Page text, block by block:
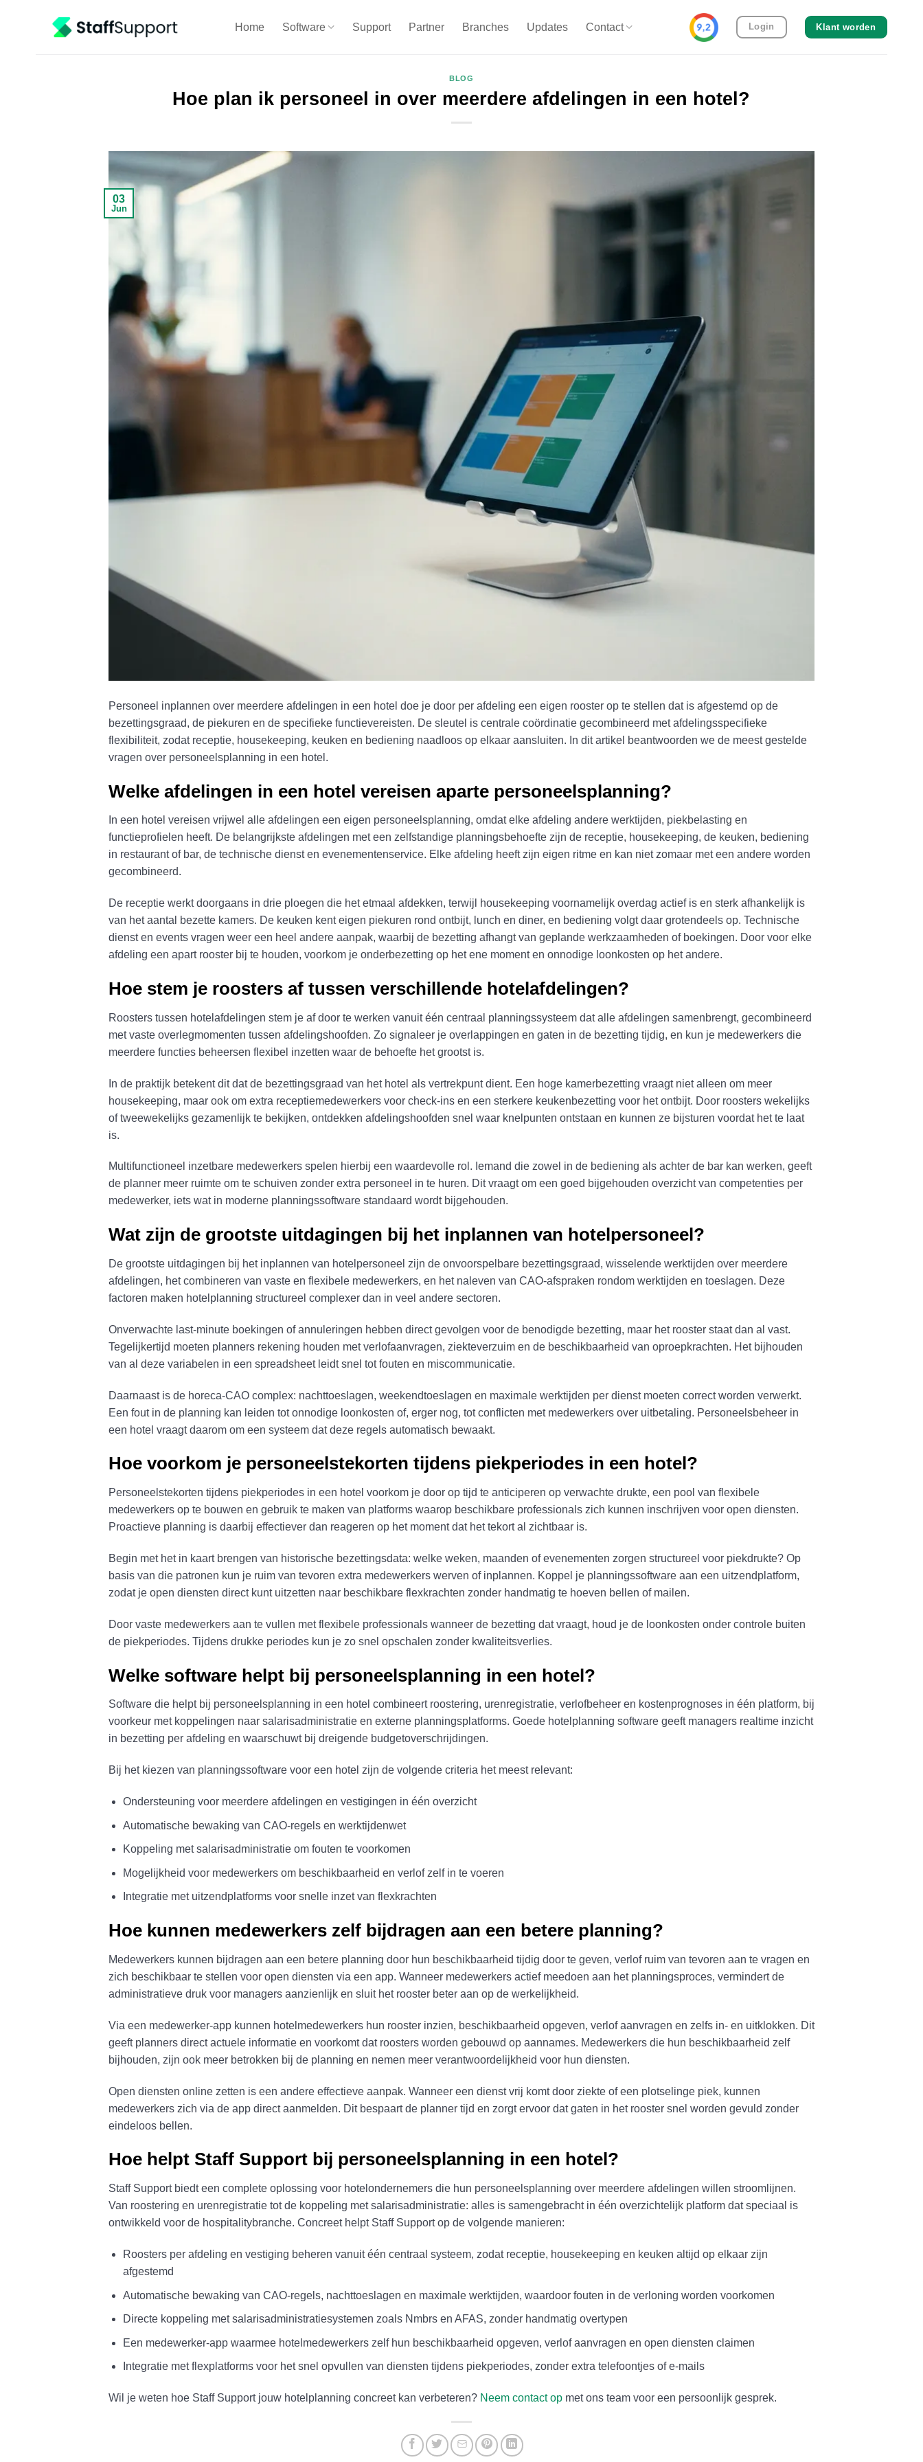
Home Software Support Partner Branches Updates Contact Login Klant worden
BLOG
Hoe plan ik personeel in over meerdere afdelingen in een hotel?
03
Jun
Personeel inplannen over meerdere afdelingen in een hotel doe je door per afdeling een eigen rooster op te stellen dat is afgestemd op de
bezettingsgraad, de piekuren en de specifieke functievereisten. De sleutel is centrale coördinatie gecombineerd met afdelingsspecifieke
flexibiliteit, zodat receptie, housekeeping, keuken en bediening naadloos op elkaar aansluiten. In dit artikel beantwoorden we de meest gestelde
vragen over personeelsplanning in een hotel.
Welke afdelingen in een hotel vereisen aparte personeelsplanning?
In een hotel vereisen vrijwel alle afdelingen een eigen personeelsplanning, omdat elke afdeling andere werktijden, piekbelasting en
functieprofielen heeft. De belangrijkste afdelingen met een zelfstandige planningsbehoefte zijn de receptie, housekeeping, de keuken, bediening
in restaurant of bar, de technische dienst en evenementenservice. Elke afdeling heeft zijn eigen ritme en kan niet zomaar met een andere worden
gecombineerd.
De receptie werkt doorgaans in drie ploegen die het etmaal afdekken, terwijl housekeeping voornamelijk overdag actief is en sterk afhankelijk is
van het aantal bezette kamers. De keuken kent eigen piekuren rond ontbijt, lunch en diner, en bediening volgt daar grotendeels op. Technische
dienst en events vragen weer een heel andere aanpak, waarbij de bezetting afhangt van geplande werkzaamheden of boekingen. Door voor elke
afdeling een apart rooster bij te houden, voorkom je onderbezetting op het ene moment en onnodige loonkosten op het andere.
Hoe stem je roosters af tussen verschillende hotelafdelingen?
Roosters tussen hotelafdelingen stem je af door te werken vanuit één centraal planningssysteem dat alle afdelingen samenbrengt, gecombineerd
met vaste overlegmomenten tussen afdelingshoofden. Zo signaleer je overlappingen en gaten in de bezetting tijdig, en kun je medewerkers die
meerdere functies beheersen flexibel inzetten waar de behoefte het grootst is.
In de praktijk betekent dit dat de bezettingsgraad van het hotel als vertrekpunt dient. Een hoge kamerbezetting vraagt niet alleen om meer
housekeeping, maar ook om extra receptiemedewerkers voor check-ins en een sterkere keukenbezetting voor het ontbijt. Door roosters wekelijks
of tweewekelijks gezamenlijk te bekijken, ontdekken afdelingshoofden snel waar knelpunten ontstaan en kunnen ze bijsturen voordat het te laat
is.
Multifunctioneel inzetbare medewerkers spelen hierbij een waardevolle rol. Iemand die zowel in de bediening als achter de bar kan werken, geeft
de planner meer ruimte om te schuiven zonder extra personeel in te huren. Dit vraagt om een goed bijgehouden overzicht van competenties per
medewerker, iets wat in moderne planningssoftware standaard wordt bijgehouden.
Wat zijn de grootste uitdagingen bij het inplannen van hotelpersoneel?
De grootste uitdagingen bij het inplannen van hotelpersoneel zijn de onvoorspelbare bezettingsgraad, wisselende werktijden over meerdere
afdelingen, het combineren van vaste en flexibele medewerkers, en het naleven van CAO-afspraken rondom werktijden en toeslagen. Deze
factoren maken hotelplanning structureel complexer dan in veel andere sectoren.
Onverwachte last-minute boekingen of annuleringen hebben direct gevolgen voor de benodigde bezetting, maar het rooster staat dan al vast.
Tegelijkertijd moeten planners rekening houden met verlofaanvragen, ziekteverzuim en de beschikbaarheid van oproepkrachten. Het bijhouden
van al deze variabelen in een spreadsheet leidt snel tot fouten en miscommunicatie.
Daarnaast is de horeca-CAO complex: nachttoeslagen, weekendtoeslagen en maximale werktijden per dienst moeten correct worden verwerkt.
Een fout in de planning kan leiden tot onnodige loonkosten of, erger nog, tot conflicten met medewerkers over uitbetaling. Personeelsbeheer in
een hotel vraagt daarom om een systeem dat deze regels automatisch bewaakt.
Hoe voorkom je personeelstekorten tijdens piekperiodes in een hotel?
Personeelstekorten tijdens piekperiodes in een hotel voorkom je door op tijd te anticiperen op verwachte drukte, een pool van flexibele
medewerkers op te bouwen en gebruik te maken van platforms waarop beschikbare professionals zich kunnen inschrijven voor open diensten.
Proactieve planning is daarbij effectiever dan reageren op het moment dat het tekort al zichtbaar is.
Begin met het in kaart brengen van historische bezettingsdata: welke weken, maanden of evenementen zorgen structureel voor piekdrukte? Op
basis van die patronen kun je ruim van tevoren extra medewerkers werven of inplannen. Koppel je planningssoftware aan een uitzendplatform,
zodat je open diensten direct kunt uitzetten naar beschikbare flexkrachten zonder handmatig te hoeven bellen of mailen.
Door vaste medewerkers aan te vullen met flexibele professionals wanneer de bezetting dat vraagt, houd je de loonkosten onder controle buiten
de piekperiodes. Tijdens drukke periodes kun je zo snel opschalen zonder kwaliteitsverlies.
Welke software helpt bij personeelsplanning in een hotel?
Software die helpt bij personeelsplanning in een hotel combineert roostering, urenregistratie, verlofbeheer en kostenprognoses in één platform, bij
voorkeur met koppelingen naar salarisadministratie en externe planningsplatforms. Goede hotelplanning software geeft managers realtime inzicht
in bezetting per afdeling en waarschuwt bij dreigende budgetoverschrijdingen.
Bij het kiezen van planningssoftware voor een hotel zijn de volgende criteria het meest relevant:
Ondersteuning voor meerdere afdelingen en vestigingen in één overzicht
Automatische bewaking van CAO-regels en werktijdenwet
Koppeling met salarisadministratie om fouten te voorkomen
Mogelijkheid voor medewerkers om beschikbaarheid en verlof zelf in te voeren
Integratie met uitzendplatforms voor snelle inzet van flexkrachten
Hoe kunnen medewerkers zelf bijdragen aan een betere planning?
Medewerkers kunnen bijdragen aan een betere planning door hun beschikbaarheid tijdig door te geven, verlof ruim van tevoren aan te vragen en
zich beschikbaar te stellen voor open diensten via een app. Wanneer medewerkers actief meedoen aan het planningsproces, vermindert de
administratieve druk voor managers aanzienlijk en sluit het rooster beter aan op de werkelijkheid.
Via een medewerker-app kunnen hotelmedewerkers hun rooster inzien, beschikbaarheid opgeven, verlof aanvragen en zelfs in- en uitklokken. Dit
geeft planners direct actuele informatie en voorkomt dat roosters worden gebouwd op aannames. Medewerkers die hun beschikbaarheid zelf
bijhouden, zijn ook meer betrokken bij de planning en nemen meer verantwoordelijkheid voor hun diensten.
Open diensten online zetten is een andere effectieve aanpak. Wanneer een dienst vrij komt door ziekte of een plotselinge piek, kunnen
medewerkers zich via de app direct aanmelden. Dit bespaart de planner tijd en zorgt ervoor dat gaten in het rooster snel worden gevuld zonder
eindeloos bellen.
Hoe helpt Staff Support bij personeelsplanning in een hotel?
Staff Support biedt een complete oplossing voor hotelondernemers die hun personeelsplanning over meerdere afdelingen willen stroomlijnen.
Van roostering en urenregistratie tot de koppeling met salarisadministratie: alles is samengebracht in één overzichtelijk platform dat speciaal is
ontwikkeld voor de hospitalitybranche. Concreet helpt Staff Support op de volgende manieren:
Roosters per afdeling en vestiging beheren vanuit één centraal systeem, zodat receptie, housekeeping en keuken altijd op elkaar zijn
afgestemd
Automatische bewaking van CAO-regels, nachttoeslagen en maximale werktijden, waardoor fouten in de verloning worden voorkomen
Directe koppeling met salarisadministratiesystemen zoals Nmbrs en AFAS, zonder handmatig overtypen
Een medewerker-app waarmee hotelmedewerkers zelf hun beschikbaarheid opgeven, verlof aanvragen en open diensten claimen
Integratie met flexplatforms voor het snel opvullen van diensten tijdens piekperiodes, zonder extra telefoontjes of e-mails
Wil je weten hoe Staff Support jouw hotelplanning concreet kan verbeteren? Neem contact opmet ons team voor een persoonlijk gesprek.